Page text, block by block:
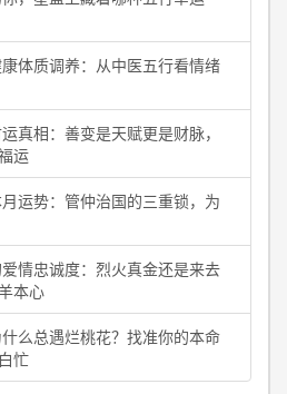
康体质调养：从中医五行看情绪
真相：善变是天赋更是财脉，
运
月运势：管仲治国的三重锁，为
爱情忠诚度：烈火真金还是来去
本心
什么总遇烂桃花？找准你的本命
忙